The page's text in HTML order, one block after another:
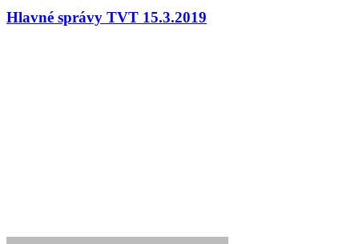
Hlavné správy TVT 15.3.2019